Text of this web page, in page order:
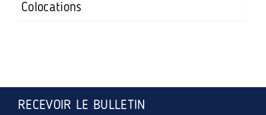
Colocations
RECEVOIR LE BULLETIN